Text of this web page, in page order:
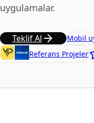
uygulamalar.
Teklif Al
Mobil
Referans Projeler